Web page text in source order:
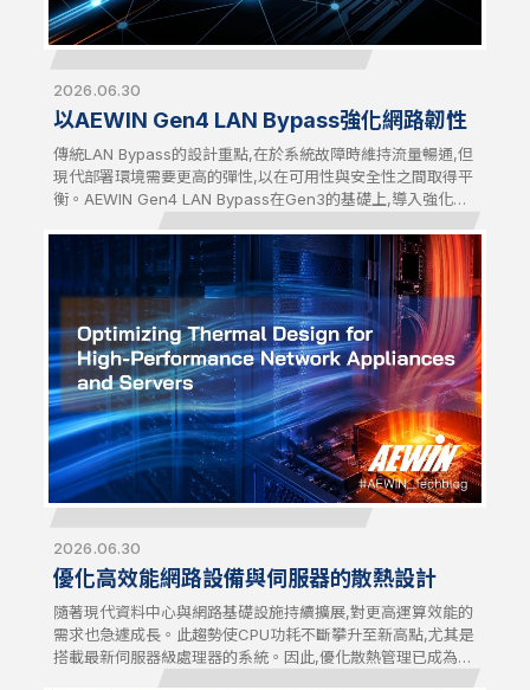
2026.06.30
以AEWIN Gen4 LAN Bypass強化網路韌性
傳統LAN Bypass的設計重點,在於系統故障時維持流量暢通,但
現代部署環境需要更高的彈性,以在可用性與安全性之間取得平
衡。AEWIN Gen4 LAN Bypass在Gen3的基礎上,導入強化的
2026.06.30
優化高效能網路設備與伺服器的散熱設計
隨著現代資料中心與網路基礎設施持續擴展,對更高運算效能的
需求也急遽成長。此趨勢使CPU功耗不斷攀升至新高點,尤其是
搭載最新伺服器級處理器的系統。因此,優化散熱管理已成為直